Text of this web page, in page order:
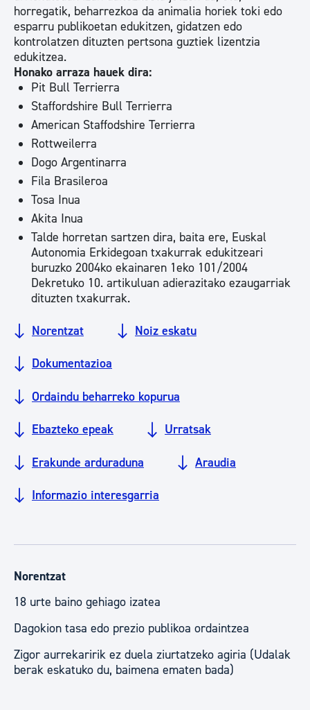
horregatik, beharrezkoa da animalia horiek toki edo
esparru publikoetan edukitzen, gidatzen edo
kontrolatzen dituzten pertsona guztiek lizentzia
edukitzea.
Honako arraza hauek dira:
Pit Bull Terrierra
Staffordshire Bull Terrierra
American Staffodshire Terrierra
Rottweilerra
Dogo Argentinarra
Fila Brasileroa
Tosa Inua
Akita Inua
Talde horretan sartzen dira, baita ere, Euskal
Autonomia Erkidegoan txakurrak edukitzeari
buruzko 2004ko ekainaren 1eko 101/2004
Dekretuko 10. artikuluan adierazitako ezaugarriak
dituzten txakurrak.
Norentzat Noiz eskatu
Dokumentazioa
Ordaindu beharreko kopurua
Ebazteko epeak Urratsak
Erakunde arduraduna Araudia
Informazio interesgarria
Norentzat
18 urte baino gehiago izatea
Dagokion tasa edo prezio publikoa ordaintzea
Zigor aurrekaririk ez duela ziurtatzeko agiria (Udalak
berak eskatuko du, baimena ematen bada)